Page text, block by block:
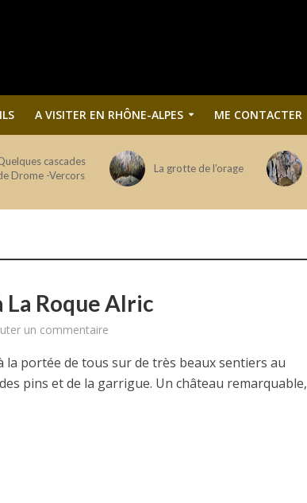
A VISITER EN RHÔNE-ALPES ME CONTACTER
cascades
Drome -Vercors
La grotte de l’orage
La Roque Alric
un commentaire
la portée de tous sur de très beaux sentiers au
pins et de la garrigue. Un château remarquable,